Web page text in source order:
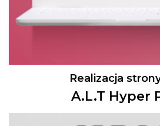
Realizacja
A.L.T Hyper